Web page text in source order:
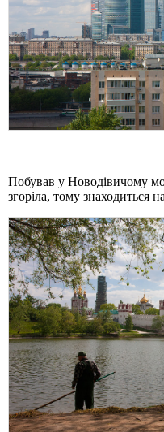
Побував у Новодівичому
згоріла, тому знаходиться